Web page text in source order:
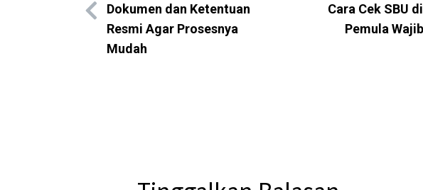
Dokumen dan Ketentuan
Resmi Agar Prosesnya
Mudah
Cara Cek SBU
Pemula